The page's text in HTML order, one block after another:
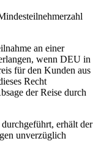
an einer
wenn DEU in
für den Kunden aus
Recht
der Reise durch
erhält der
unverzüglich